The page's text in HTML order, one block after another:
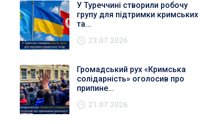
У Туреччині створили робочу
групу для підтримки кримських
та...
23.07.2026
Громадський рух «Кримська
солідарність» оголосив про
припине...
21.07.2026